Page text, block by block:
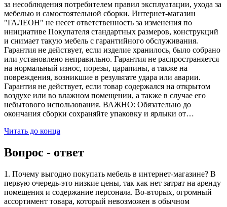
за несоблюдения потребителем правил эксплуатации, ухода за
мебелью и самостоятельной сборки. Интернет-магазин
"ГАЛЕОН" не несет ответственность за изменения по
инициативе Покупателя стандартных размеров, конструкций
и снимает такую мебель с гарантийного обслуживания.
Гарантия не действует, если изделие хранилось, было собрано
или установлено неправильно. Гарантия не распространяется
на нормальный износ, порезы, царапины, а также на
повреждения, возникшие в результате удара или аварии.
Гарантия не действует, если товар содержался на открытом
воздухе или во влажном помещении, а также в случае его
небытового использования. ВАЖНО: Обязательно до
окончания сборки сохраняйте упаковку и ярлыки от…
Читать до конца
Вопрос - ответ
1. Почему выгодно покупать мебель в интернет-магазине? В
первую очередь-это низкие цены, так как нет затрат на аренду
помещения и содержание персонала. Во-вторых, огромный
ассортимент товара, который невозможен в обычном